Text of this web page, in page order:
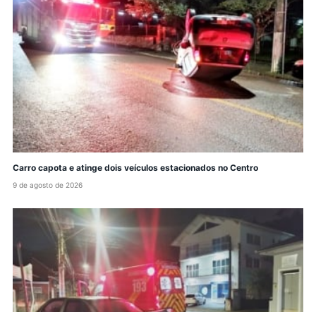
Carro capota e atinge dois veículos estacionados no Centro
9 de agosto de 2026